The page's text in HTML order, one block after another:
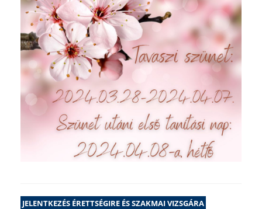
JELENTKEZÉS ÉRETTSÉGIRE ÉS SZAKMAI VIZSGÁRA